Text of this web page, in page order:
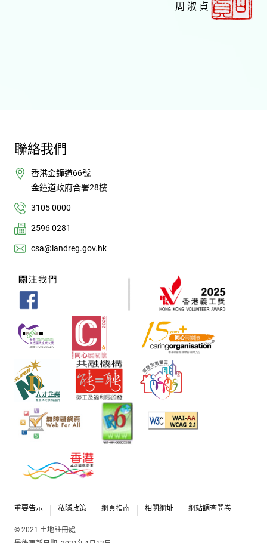
周 淑 貞
聯絡我們
香港金鐘道66號
金鐘道政府合署28樓
3105 0000
2596 0281
csa@landreg.gov.hk
重要告示 私隱政策 網頁指南 相關網址 網站調查問卷
© 2021 土地註冊處